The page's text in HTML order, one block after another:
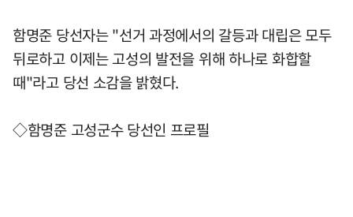
함명준 당선자는 "선거 과정에서의 갈등과 대립은 모두
뒤로하고 이제는 고성의 발전을 위해 하나로 화합할
때"라고 당선 소감을 밝혔다.
◇함명준 고성군수 당선인 프로필